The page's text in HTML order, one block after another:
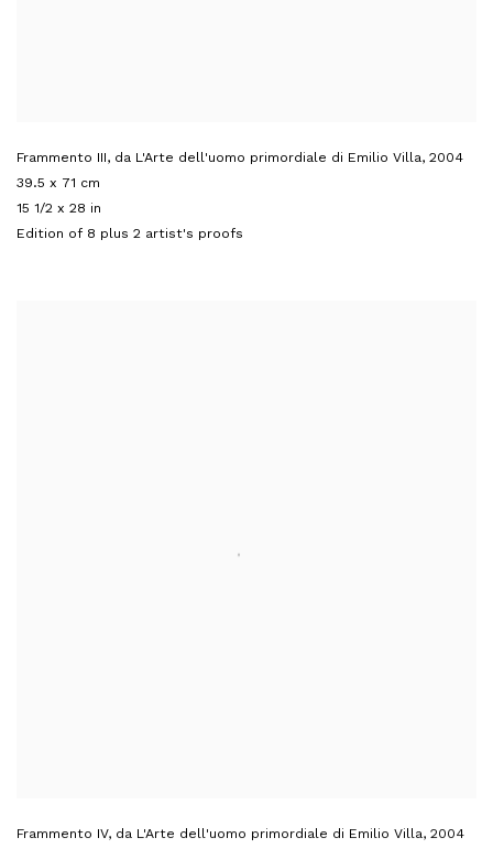
Frammento III, da L'Arte dell'uomo primordiale di Emilio Villa, 2004
39.5 x 71 cm
15 1/2 x 28 in
Edition of 8 plus 2 artist's proofs
Frammento IV, da L'Arte dell'uomo primordiale di Emilio Villa, 2004